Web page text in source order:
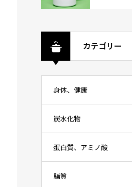
カテゴリー
身体、健康
炭水化物
蛋白質、アミノ酸
脂質